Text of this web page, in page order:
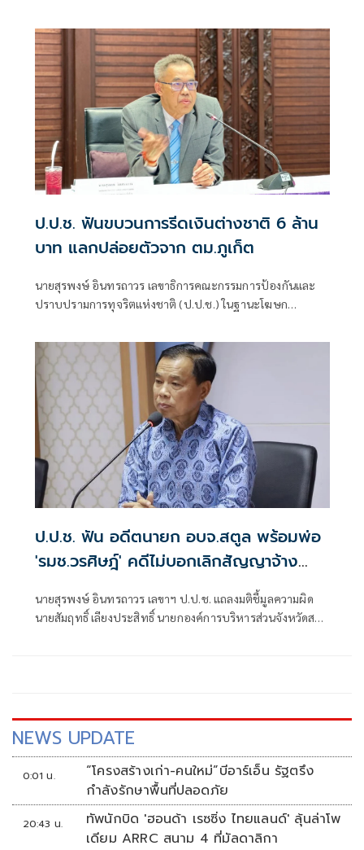
2568 โดยแก้ไขคะแนนสอบและเรียกรับเงินจากผู้สมัครสอบ
เพื่อช่วยเหลือใ
ป.ป.ช. ฟันขบวนการรีดเงินต่างชาติ 6 ล้าน
บาท แลกปล่อยตัวจาก ตม.ภูเก็ต
นายสุรพงษ์ อินทรถาวร เลขาธิการคณะกรรมการป้องกันและ
ปราบปรามการทุจริตแห่งชาติ (ป.ป.ช.) ในฐานะโฆษก
ความผิด นายวิทยา สมศรีษมสกุล กับพวก รวม 6 คน กรณีร่วม
กันเรียกรับทรัพย์สิน จํานวน 6 ล้านบาท เป็นการตอบแทนใน
การที่จะจูงใจเจ้าพนักงานเพื่อให้ดําเนินการปล่อยตัว (ประกัน
ตัว)
ป.ป.ช. ฟัน อดีตนายก อบจ.สตูล พร้อมพ่อ
'รมช.วรศิษฎ์' คดีไม่บอกเลิกสัญญาจ้าง
นายสุรพงษ์ อินทรถาวร เลขาฯ ป.ป.ช. แถลงมติชี้มูลความผิด
นายสัมฤทธิ์ เลียงประสิทธิ์ นายกองค์การบริหารส่วนจังหวัดสตูล
NEWS UPDATE
0:01 น.
“โครงสร้างเก่า-คนใหม่”บีอาร์เอ็น รัฐตรึง
กำลังรักษาพื้นที่ปลอดภัย
20:43 น.
ทัพนักบิด 'ฮอนด้า เรซซิ่ง ไทยแลนด์' ลุ้นล่าโพ
เดียม ARRC สนาม 4 ที่มัลดาลิกา